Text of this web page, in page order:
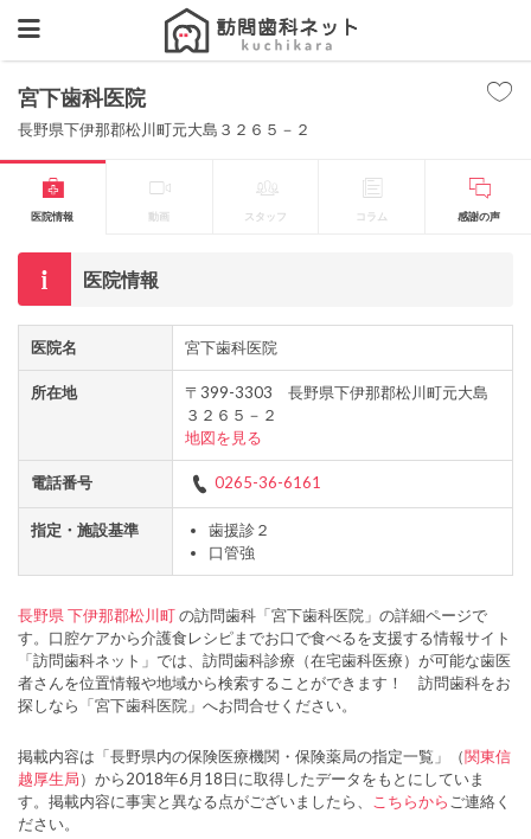
宮下歯科医院
長野県下伊那郡松川町元大島３２６５－２
医院情報 動画 スタッフ コラム 感謝の声
医院情報
医院名 宮下歯科医院
所在地
〒399-3303 長野県下伊那郡松川町元大島
３２６５－２
地図を見る
電話番号 0265-36-6161
指定・施設基準
歯援診２
口管強
長野県 下伊那郡松川町の訪問歯科「宮下歯科医院」の詳細ページで
す。口腔ケアから介護食レシピまでお口で食べるを支援する情報サイト
「訪問歯科ネット」では、訪問歯科診療（在宅歯科医療）が可能な歯医
者さんを位置情報や地域から検索することができます！ 訪問歯科をお
探しなら「宮下歯科医院」へお問合せください。
掲載内容は「長野県内の保険医療機関・保険薬局の指定一覧」（関東信
越厚生局）から2018年6月18日に取得したデータをもとにしていま
す。掲載内容に事実と異なる点がございましたら、
こちらから ご連絡く
ださい。